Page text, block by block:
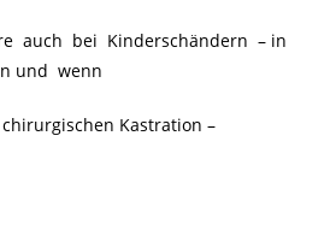
auch bei Kinderschändern – in
und wenn
Kastration –